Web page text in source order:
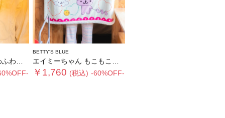
ット
BETTY'S BLUE
エイミーちゃん もこもこブランケット
￥1,760 (税込) -60%OFF-